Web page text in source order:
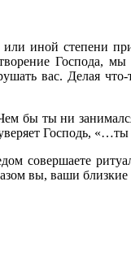
иной степени
Господа,
вас. Делая
бы ты ни
Господь, «…ты
совершаете
вы, ваши